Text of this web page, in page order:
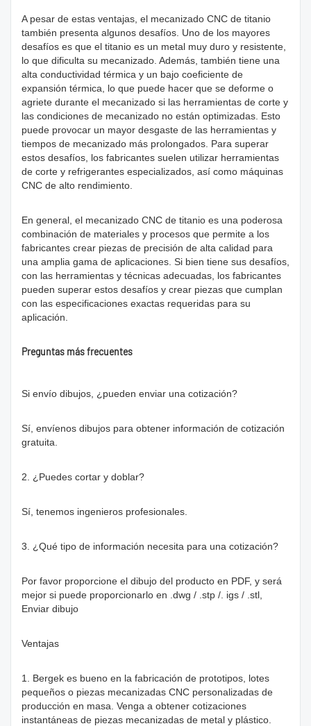
A pesar de estas ventajas, el mecanizado CNC de titanio
también presenta algunos desafíos. Uno de los mayores
desafíos es que el titanio es un metal muy duro y resistente,
lo que dificulta su mecanizado. Además, también tiene una
alta conductividad térmica y un bajo coeficiente de
expansión térmica, lo que puede hacer que se deforme o
agriete durante el mecanizado si las herramientas de corte y
las condiciones de mecanizado no están optimizadas. Esto
puede provocar un mayor desgaste de las herramientas y
tiempos de mecanizado más prolongados. Para superar
estos desafíos, los fabricantes suelen utilizar herramientas
de corte y refrigerantes especializados, así como máquinas
CNC de alto rendimiento.
En general, el mecanizado CNC de titanio es una poderosa
combinación de materiales y procesos que permite a los
fabricantes crear piezas de precisión de alta calidad para
una amplia gama de aplicaciones. Si bien tiene sus desafíos,
con las herramientas y técnicas adecuadas, los fabricantes
pueden superar estos desafíos y crear piezas que cumplan
con las especificaciones exactas requeridas para su
aplicación.
Preguntas más frecuentes
Si envío dibujos, ¿pueden enviar una cotización?
Sí, envíenos dibujos para obtener información de cotización
gratuita.
2. ¿Puedes cortar y doblar?
Sí, tenemos ingenieros profesionales.
3. ¿Qué tipo de información necesita para una cotización?
Por favor proporcione el dibujo del producto en PDF, y será
mejor si puede proporcionarlo en .dwg / .stp /. igs / .stl,
Enviar dibujo
Ventajas
1. Bergek es bueno en la fabricación de prototipos, lotes
pequeños o piezas mecanizadas CNC personalizadas de
producción en masa. Venga a obtener cotizaciones
instantáneas de piezas mecanizadas de metal y plástico.